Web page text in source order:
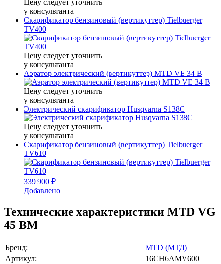
Цену следует уточнить
у консультанта
Скарификатор бензиновый (вертикуттер) Tielbuerger
TV400
Цену следует уточнить
у консультанта
Аэратор электрический (вертикуттер) MTD VE 34 B
Цену следует уточнить
у консультанта
Электрический скарификатор Husqvarna S138C
Цену следует уточнить
у консультанта
Скарификатор бензиновый (вертикуттер) Tielbuerger
TV610
339 900 ₽
Добавлено
Технические характеристики MTD VG
45 BM
Бренд:
MTD (МТД)
Артикул:
16CH6AMV600